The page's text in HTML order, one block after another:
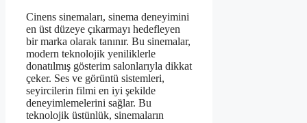
Cinens sinemaları, sinema deneyimini
en üst düzeye çıkarmayı hedefleyen
bir marka olarak tanınır. Bu sinemalar,
modern teknolojik yeniliklerle
donatılmış gösterim salonlarıyla dikkat
çeker. Ses ve görüntü sistemleri,
seyircilerin filmi en iyi şekilde
deneyimlemelerini sağlar. Bu
teknolojik üstünlük, sinemaların